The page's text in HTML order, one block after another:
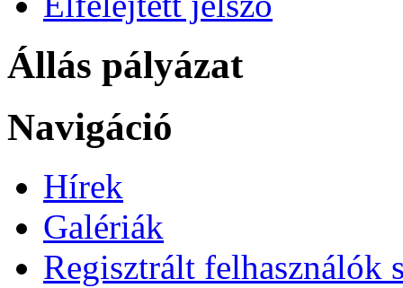
Állás pályázat
Navigáció
Hírek
Galériák
Regisztrált felhasználók